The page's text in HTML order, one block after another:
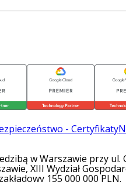
- Certyfikaty
w Warszawie przy
XIII Wydział
155 000 000 PLN.